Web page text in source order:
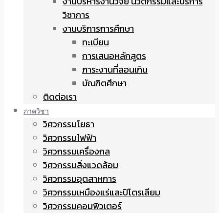
วิชาการ
งานบริการการศึกษา
ทะเบียน
การเสนอหลักสูตร
ภาระงานที่สอนเกิน
บัณฑิตศึกษา
ติดต่อเรา
ภาควิชา
วิศวกรรมโยธา
วิศวกรรมไฟฟ้า
วิศวกรรมเครื่องกล
วิศวกรรมสิ่งแวดล้อม
วิศวกรรมอุตสาหการ
วิศวกรรมเหมืองแร่และปิโตรเลียม
วิศวกรรมคอมพิวเตอร์